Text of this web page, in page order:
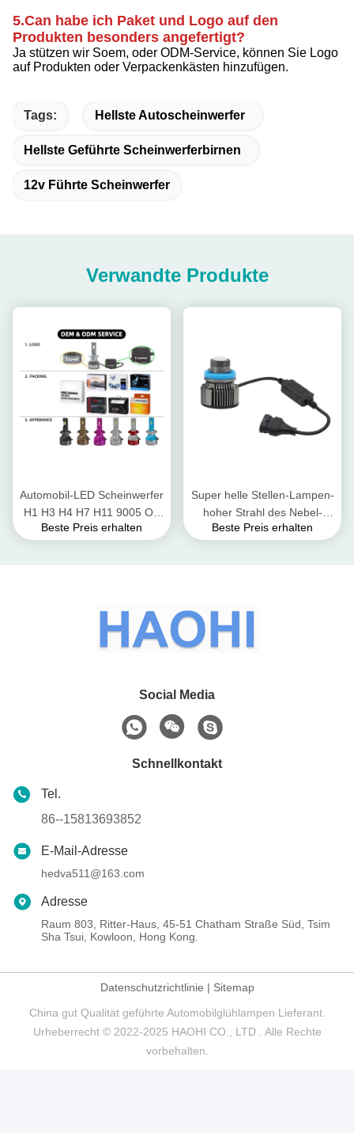
5.Can habe ich Paket und Logo auf den
Produkten besonders angefertigt?
Ja stützen wir Soem, oder ODM-Service, können Sie Logo
auf Produkten oder Verpackenkästen hinzufügen.
Tags: Hellste Autoscheinwerfer
Hellste Geführte Scheinwerferbirnen
12v Führte Scheinwerfer
Verwandte Produkte
Automobil-LED Scheinwerfer
H1 H3 H4 H7 H11 9005 O3
12V 55W 12000 Lumen-
Beste Preis erhalten
Super helle Stellen-Lampen-
hoher Strahl des Nebel-
Automobil-LED des
Beste Preis erhalten
Social Media
Schnellkontakt
Tel.
86--15813693852
E-Mail-Adresse
hedva511@163.com
Adresse
Raum 803, Ritter-Haus, 45-51 Chatham Straße Süd, Tsim
Sha Tsui, Kowloon, Hong Kong.
Datenschutzrichtlinie | Sitemap
China gut Qualität geführte Automobilglühlampen Lieferant.
Urheberrecht © 2022-2025 HAOHI CO., LTD . Alle Rechte
vorbehalten.